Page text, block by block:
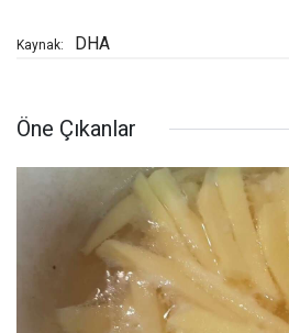
Kaynak: DHA
Öne Çıkanlar